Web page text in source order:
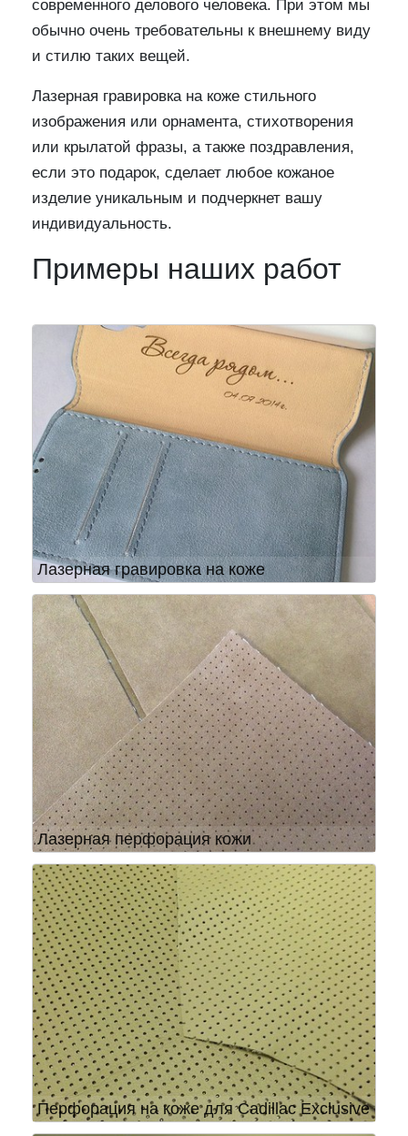
современного делового человека. При этом мы
обычно очень требовательны к внешнему виду
и стилю таких вещей.
Лазерная гравировка на коже стильного
изображения или орнамента, стихотворения
или крылатой фразы, а также поздравления,
если это подарок, сделает любое кожаное
изделие уникальным и подчеркнет вашу
индивидуальность.
Примеры наших работ
Лазерная гравировка на коже
Лазерная перфорация кожи
Перфорация на коже для Cadillac Exclusive